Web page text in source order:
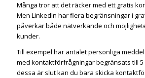
Många tror att det räcker med ett gratis
Men LinkedIn har flera begränsningar i
påverkar både nätverkande och
kunder.
Till exempel har antalet personliga
med kontaktförfrågningar begränsats till 5
dessa är slut kan du bara skicka